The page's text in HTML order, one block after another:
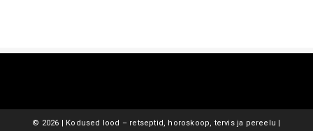
© 2026 | Kodused lood – retseptid, horoskoop, tervis ja pereelu |